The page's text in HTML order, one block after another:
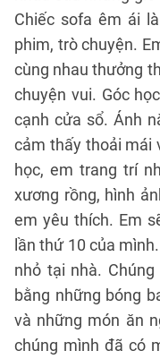
Chiếc sofa êm ái
phim, trò chuyện.
cùng nhau thưởng
chuyện vui. Góc
cạnh cửa sổ. Ánh
cảm thấy thoải mái
học, em trang trí
xương rồng, hình
em yêu thích. Em
lần thứ 10 của
nhỏ tại nhà.
bằng những bóng
và những món ăn
chúng mình đã có